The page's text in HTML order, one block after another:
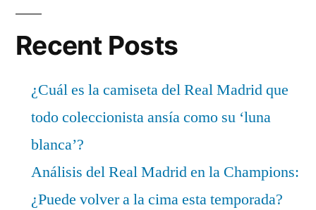
Recent Posts
¿Cuál es la camiseta del Real Madrid que
todo coleccionista ansía como su ‘luna
blanca’?
Análisis del Real Madrid en la Champions:
¿Puede volver a la cima esta temporada?